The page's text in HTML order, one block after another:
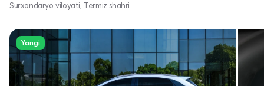
Surxondaryo viloyati, Termiz shahri
Yangi